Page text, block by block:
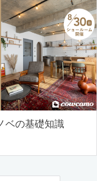
ベの基礎知識